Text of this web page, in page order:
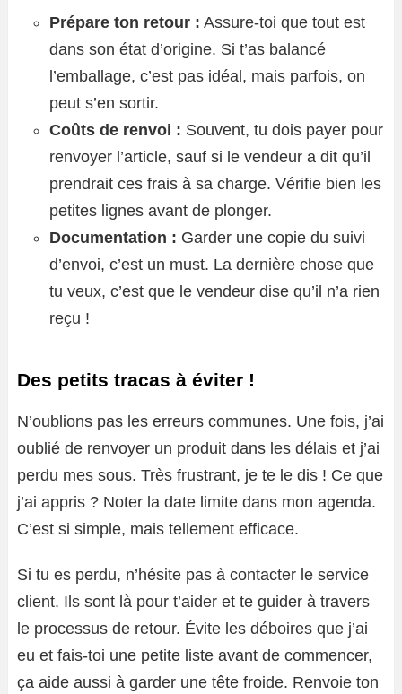
Prépare ton retour : Assure-toi que tout est
dans son état d’origine. Si t’as balancé
l’emballage, c’est pas idéal, mais parfois, on
peut s’en sortir.
Coûts de renvoi : Souvent, tu dois payer pour
renvoyer l’article, sauf si le vendeur a dit qu’il
prendrait ces frais à sa charge. Vérifie bien les
petites lignes avant de plonger.
Documentation : Garder une copie du suivi
d’envoi, c’est un must. La dernière chose que
tu veux, c’est que le vendeur dise qu’il n’a rien
reçu !
Des petits tracas à éviter !
N’oublions pas les erreurs communes. Une fois, j’ai
oublié de renvoyer un produit dans les délais et j’ai
perdu mes sous. Très frustrant, je te le dis ! Ce que
j’ai appris ? Noter la date limite dans mon agenda.
C’est si simple, mais tellement efficace.
Si tu es perdu, n’hésite pas à contacter le service
client. Ils sont là pour t’aider et te guider à travers
le processus de retour. Évite les déboires que j’ai
eu et fais-toi une petite liste avant de commencer,
ça aide aussi à garder une tête froide. Renvoie ton